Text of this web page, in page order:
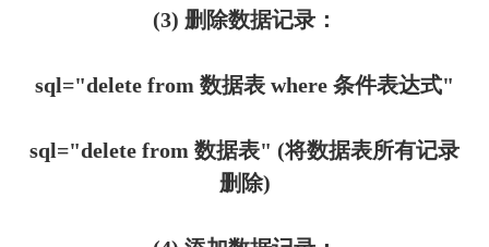
(3) 删除数据记录：
sql="delete from 数据表 where 条件表达式"
sql="delete from 数据表" (将数据表所有记录
删除)